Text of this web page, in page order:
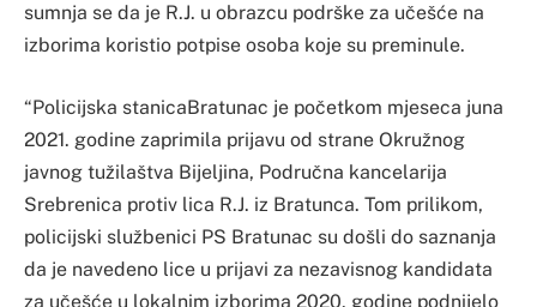
sumnja se da je R.J. u obrazcu podrške za učešće na
izborima koristio potpise osoba koje su preminule.
“Policijska stanicaBratunac je početkom mjeseca juna
2021. godine zaprimila prijavu od strane Okružnog
javnog tužilaštva Bijeljina, Područna kancelarija
Srebrenica protiv lica R.J. iz Bratunca. Tom prilikom,
policijski službenici PS Bratunac su došli do saznanja
da je navedeno lice u prijavi za nezavisnog kandidata
za učešće u lokalnim izborima 2020. godine podnijelo